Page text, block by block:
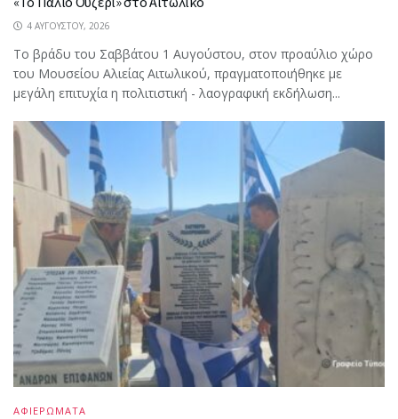
4 ΑΥΓΟΎΣΤΟΥ, 2026
Το βράδυ του Σαββάτου 1 Αυγούστου, στον προαύλιο χώρο
του Μουσείου Αλιείας Αιτωλικού, πραγματοποιήθηκε με
μεγάλη επιτυχία η πολιτιστική - λαογραφική εκδήλωση...
ΑΦΙΕΡΩΜΑΤΑ